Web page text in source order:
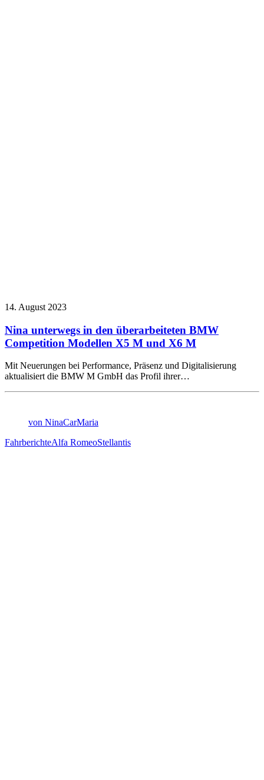
14. August 2023
Nina unterwegs in den überarbeiteten BMW
Competition Modellen X5 M und X6 M
Mit Neuerungen bei Performance, Präsenz und Digitalisierung
aktualisiert die BMW M GmbH das Profil ihrer…
von NinaCarMaria
FahrberichteAlfa RomeoStellantis